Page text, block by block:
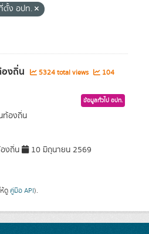
ตั้ง อปท.
งถิ่น 5324 total views
104
ข้อมูลทั่วไป อปท.
ท้องถิ่น
งถิ่น 10 มิถุนายน 2569
ดู คู่มือ API).